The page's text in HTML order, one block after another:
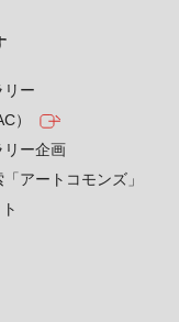
リー
）
リー企画
アートコモンズ」